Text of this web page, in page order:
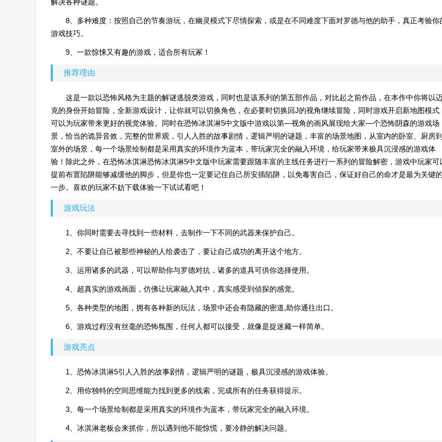
解决各种谜题。
8、多种难度：按照自己的节奏游玩，在幽灵模式下尽情探索，或是在不同难度下面对罗德与他的助手，真正考验你
游戏技巧。
9、一款惊悚又有趣的游戏，适合所有玩冢！
推荐理由
这是一款以恐怖风格为主题的解谜逃脱类游戏，同时也是该系列的第五部作品，对比起之前作品，在本作中你将以
克的身份开始冒险，全新游戏设计，让你就可以切换角色，在必要时切换回J的视角继续冒险，同时游戏开启新地图模式
可以为玩家带来更好的视觉体验。同时在恐怖冰淇淋5中文版中游戏以第—视角的画风展现给大家—个恐怖阴森的游戏场
景，恰当的诡异音效，完整的世界观，引人入胜的故事剧情，逻辑严明的谜题，丰富的场景地图，从室内的卧室、厨房到
室外的场景，每一个场景绘制都是采用真实的环境作为蓝本，带玩家完全的融入环境，给玩家带来极具沉浸感的游戏体
验！除此之外，在恐怖冰淇淋恐怖冰淇淋5中文版中玩家需要跟随丰富的主线任务进行一系列的冒险解密，游戏中玩家可
提前布置陷阱能够减缓他的脚步，但是你也一定要记住自己所安插陷阱，以免毒害自己，保证好自己的命才是最为关键的
一步。喜欢的玩家不妨下载体验一下试试看吧！
游戏玩法
1、你同时需要去寻找到一些材料，去制作一下不同的武器来保护自己。
2、不要让自己被那些神秘的人给袭击了，要让自己成功的离开这个地方。
3、运用诸多的武器，可以帮助你与罗德对抗，诸多的道具可供你选择使用。
4、超真实的游戏画面，仿佛让玩家融入其中，真实感受到侦探的感觉。
5、各种类型的地图，拥有各种新的玩法，场景中还会有隐藏的密道,助你通往出口。
6、游戏过程没有丝毫的恐怖氛围，任何人都可以接受，就像是捉迷藏一样简单。
游戏亮点
1、恐怖冰淇淋5引人入胜的故事剧情，逻辑严明的谜题，极具沉浸感的游戏体验。
2、用你独特的空间思维能力找到更多的线索，完成所有的任务获得提示。
3、每一个场景绘制都是采用真实的环境作为蓝本，带玩家完全的融入环境。
4、冰淇淋老板会来抓你，所以遇到他不能惊慌，要冷静的解决问题。